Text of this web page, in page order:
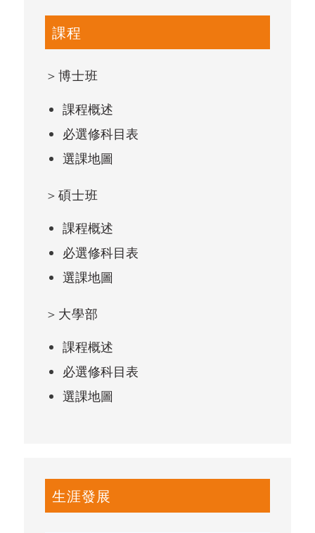
課程
＞ 博士班
課程概述
必選修科目表
選課地圖
＞ 碩士班
課程概述
必選修科目表
選課地圖
＞ 大學部
課程概述
必選修科目表
選課地圖
生涯發展